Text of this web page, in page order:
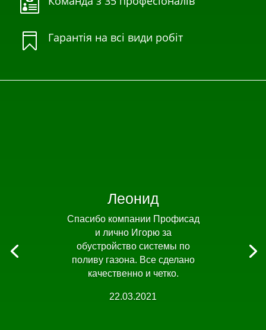

 Гарантія на всі види робіт
Леонид
Спасибо компании Профисад
и лично Игорю за
обустройство системы по
поливу газона. Все сделано
качественно и четко.
22.03.2021